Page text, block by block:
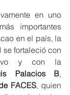
en uno
importantes
en el país, la
se fortaleció con
y con la
Palacios B
FACES, quien